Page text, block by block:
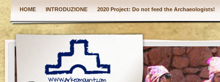
HOME INTRODUZIONE 2020 Project: Do not feed the Archaeologists!